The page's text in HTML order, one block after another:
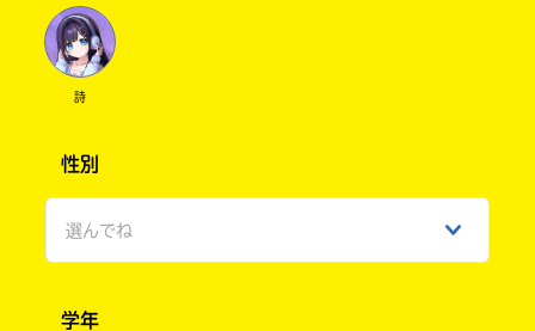
詩
性別
選んでね
学年